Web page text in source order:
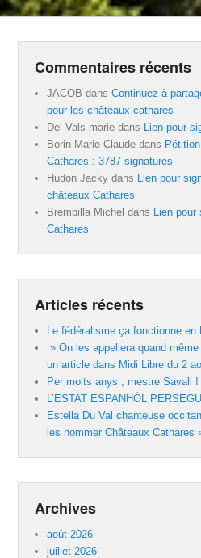
Commentaires récents
JACOB dansContinuez à
pour les châteaux cathares
Del Vals marie dans
Lien pour
Borin Marie-Claude dans
Cathares : 3787 signatures
Hudon Jacky dans
Lien pour
châteaux Cathares
Brembilla Michel dans
Lien
Cathares
Articles récents
Le fédéralisme ça fonctionne en
» On les appellera quand
un article dans Midi Libre du 2
Per molts anys , mestre Savall
L’ESTAT ESPANHÒL
Estella Du Val chanteuse
les nommer Châteaux Cathares
Archives
août 2026
juillet 2026